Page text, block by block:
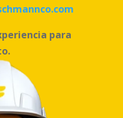
para